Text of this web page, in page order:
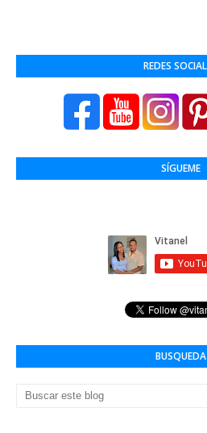
REDES
SÍGUEME
BUSQUEDA